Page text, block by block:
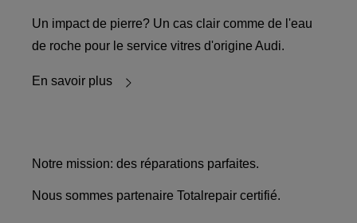
Un impact de pierre? Un cas clair comme de l'eau
de roche pour le service vitres d'origine Audi.
En savoir plus
Notre mission: des réparations parfaites.
Nous sommes partenaire Totalrepair certifié.